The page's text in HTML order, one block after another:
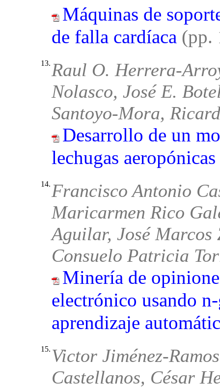
Máquinas de
de falla cardíaca (pp.
13. Raul O. Herrera-
Nolasco, José E.
Santoyo-Mora,
Desarrollo de un
lechugas aeropónicas
14. Francisco Antonio
Maricarmen Rico
Aguilar, José
Consuelo Patricia
Minería de
electrónico usando
aprendizaje
15. Victor Jiménez-
Castellanos, César